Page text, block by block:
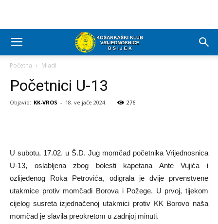
Početna Mladi
Početnici U-13
Objavio: KK-VROS - 18. veljače 2024. 276
U subotu, 17.02. u Š.D. Jug momčad početnika Vrijednosnica
U-13, oslabljena zbog bolesti kapetana Ante Vujića i
ozlijeđenog Roka Petrovića, odigrala je dvije prvenstvene
utakmice protiv momčadi Borova i Požege. U prvoj, tijekom
cijelog susreta izjednačenoj utakmici protiv KK Borovo naša
momčad je slavila preokretom u zadnjoj minuti.